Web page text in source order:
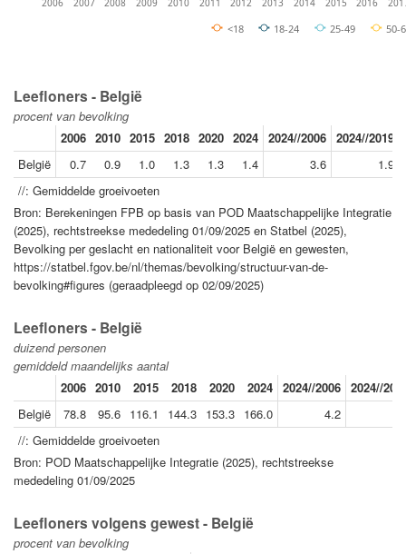
2006 2007 2008 2009 2010 2011 2012 2013 2014 2015 2016
<18 18-24 25-49 50-
Leefloners - België
procent van bevolking
2006 2010 2015 2018 2020 2024 2024//2006 2024//2019
België
0.7 0.9 1.0 1.3 1.3 1.4 3.6
1.9
//: Gemiddelde groeivoeten
Bron: Berekeningen FPB op basis van POD Maatschappelijke Integratie
(2025), rechtstreekse mededeling 01/09/2025 en Statbel (2025),
Bevolking per geslacht en nationaliteit voor België en gewesten,
https://statbel.fgov.be/nl/themas/bevolking/structuur-van-de-
bevolking#figures (geraadpleegd op 02/09/2025)
Leefloners - België
duizend personen
gemiddeld maandelijks aantal
2006 2010 2015 2018 2020 2024 2024//2006 2024//
België
78.8 95.6 116.1 144.3 153.3 166.0 4.2
//: Gemiddelde groeivoeten
Bron: POD Maatschappelijke Integratie (2025), rechtstreekse
mededeling 01/09/2025
Leefloners volgens gewest - België
procent van bevolking